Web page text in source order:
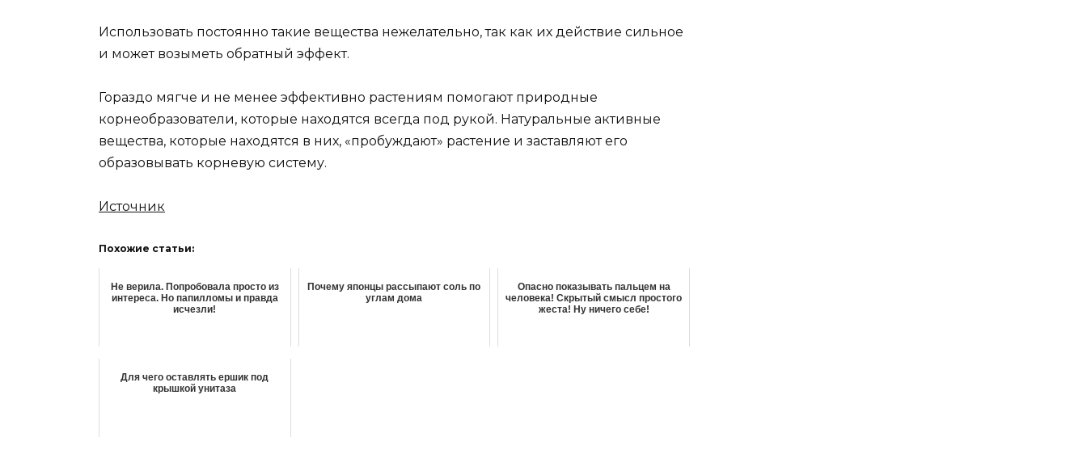
Использовать постоянно такие вещества нежелательно, так как их действие сильное
и может возыметь обратный эффект.
Гораздо мягче и не менее эффективно растениям помогают природные
корнеобразователи, которые находятся всегда под рукой. Натуральные активные
вещества, которые находятся в них, «пробуждают» растение и заставляют его
образовывать корневую систему.
Источник
Похожие статьи:
Не верила. Попробовала просто из
интереса. Но папилломы и правда
исчезли!
Почему японцы рассыпают соль по
углам дома
Опасно показывать пальцем на
человека! Скрытый смысл простого
жеста! Ну ничего себе!
Для чего оставлять ершик под
крышкой унитаза